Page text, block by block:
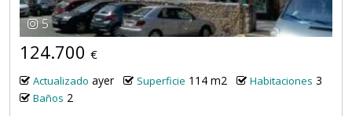
5
124.700 €
Actualizado ayer Superficie 114 m2 Habitaciones 3
Baños 2